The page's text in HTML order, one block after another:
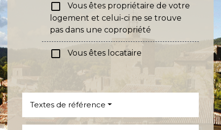
check_box_outline_blank
Vous êtes propriétaire de votre
logement et celui-ci ne se trouve
pas dans une copropriété
check_box_outline_blank Vous êtes locataire
Textes de référence